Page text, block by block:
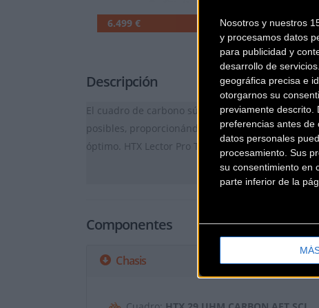
Nosotros y nuestros
y procesamos datos
para publicidad y
desarrollo de servicios.
geográfica precisa e
otorgarnos su
previamente descrito.
preferencias antes de
datos personales
procesamiento. Sus
su consentimiento en
parte inferior de la
6.499 €
Ver Ficha completa
Descripción
El cuadro de carbono súper ligero viene con los
posibles, proporcionándote la oportunidad de
óptimo. HTX Lector Pro Team. Tallas: 40/44/48/52/
Componentes
Chasis